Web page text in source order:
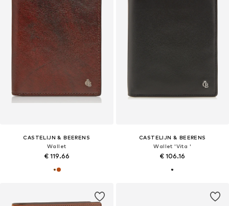
CASTELIJN & BEERENS
Wallet
€ 119.66
CASTELIJN & BEERENS
Wallet 'Vita '
€ 106.16